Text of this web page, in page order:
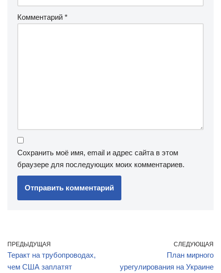
Комментарий *
Сохранить моё имя, email и адрес сайта в этом
браузере для последующих моих комментариев.
ПРЕДЫДУЩАЯ
Теракт на трубопроводах,
чем США заплатят
СЛЕДУЮЩАЯ
План мирного
урегулирования на Украине